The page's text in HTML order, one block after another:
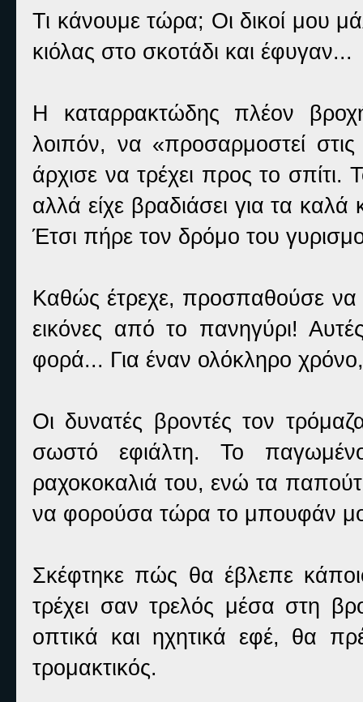
Τι κάνουμε τώρα; Οι δικοί μου
κιόλας στο σκοτάδι και έφυγαν...
Η καταρρακτώδης πλέον
λοιπόν, να «προσαρμοστεί
άρχισε να τρέχει προς το
αλλά είχε βραδιάσει για τα καλά
Έτσι πήρε τον δρόμο του
Καθώς έτρεχε, προσπαθούσε να
εικόνες από το πανηγύρι!
φορά... Για έναν ολόκληρο
Οι δυνατές βροντές τον
σωστό εφιάλτη. Το
ραχοκοκαλιά του, ενώ τα
να φορούσα τώρα το μπουφάν
Σκέφτηκε πώς θα έβλεπε
τρέχει σαν τρελός μέσα στη
οπτικά και ηχητικά εφέ, θα
τρομακτικός.